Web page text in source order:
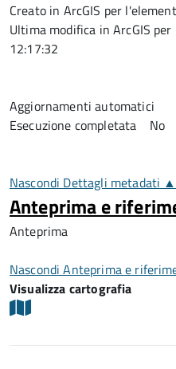
Creato in ArcGIS per
Ultima modifica in ArcGIS
12:17:32
Aggiornamenti automatici
Esecuzione completata No
Nascondi Dettagli metadati ▲
Anteprima e
Anteprima
Nascondi Anteprima e
Visualizza cartografia